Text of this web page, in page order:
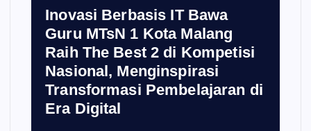
Inovasi Berbasis IT Bawa
Guru MTsN 1 Kota Malang
Raih The Best 2 di Kompetisi
Nasional, Menginspirasi
Transformasi Pembelajaran di
Era Digital